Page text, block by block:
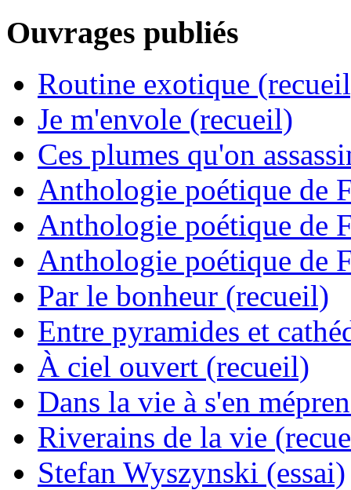
Ouvrages publiés
Routine exotique
Je m'envole (recueil)
Ces plumes qu'on
Anthologie poétique de
Anthologie poétique de
Anthologie poétique de
Par le bonheur (recueil)
Entre pyramides et
À ciel ouvert (recueil)
Dans la vie à s'en
Riverains de la vie
Stefan Wyszynski (essai)